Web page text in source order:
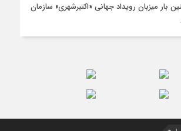
بار میزبان رویداد جهانی «اکتبرشهری» سازمان